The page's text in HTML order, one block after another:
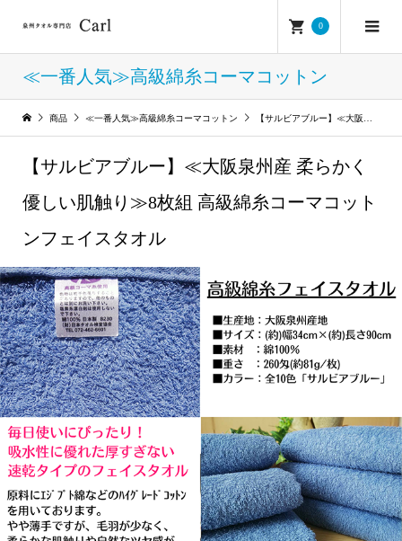
0
≪一番人気≫高級綿糸コーマコットン
商品 ≪一番人気≫高級綿糸コーマコットン 【サルビアブルー】≪大阪泉州産 柔らかく優しい肌触り≫8枚組 高級綿糸コーマコットンフェイスタオル
【サルビアブルー】≪大阪泉州産 柔らかく
優しい肌触り≫8枚組 高級綿糸コーマコット
ンフェイスタオル